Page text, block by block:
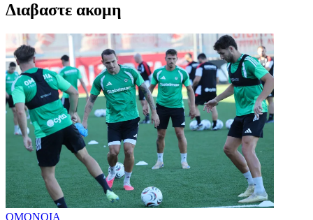
Διαβαστε ακομη
ΟΜΟΝΟΙΑ